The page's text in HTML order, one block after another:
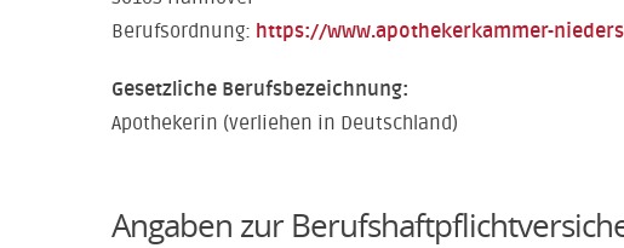
Berufsordnung: https://www.apothekerkammer-
Gesetzliche Berufsbezeichnung:
Apothekerin (verliehen in Deutschland)
Angaben zur